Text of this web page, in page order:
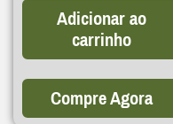
Adicionar ao
carrinho
Compre Agora